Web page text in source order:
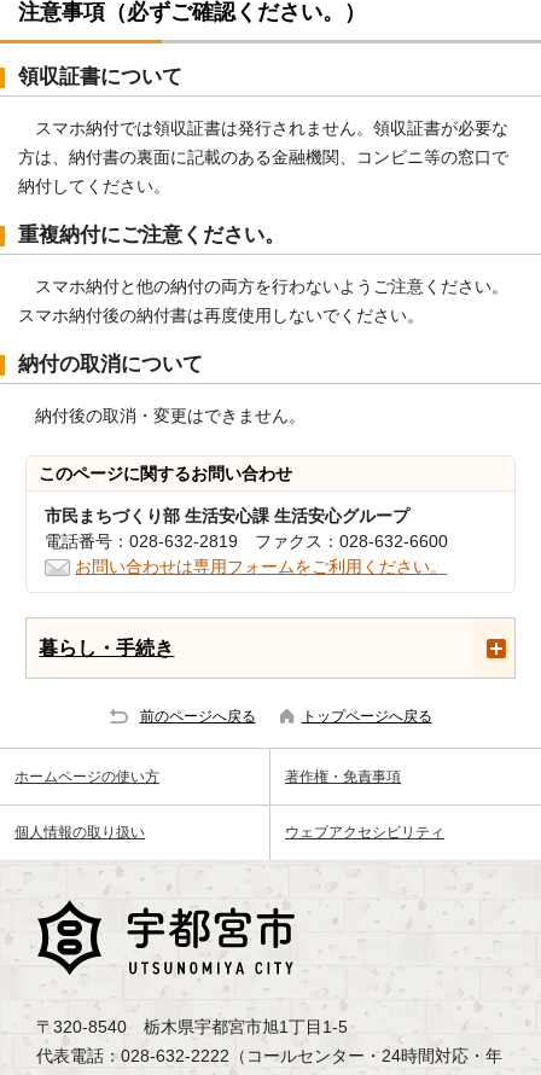
注意事項（必ずご確認ください。）
領収証書について
スマホ納付では領収証書は発行されません。領収証書が必要な
方は、納付書の裏面に記載のある金融機関、コンビニ等の窓口で
納付してください。
重複納付にご注意ください。
スマホ納付と他の納付の両方を行わないようご注意ください。
スマホ納付後の納付書は再度使用しないでください。
納付の取消について
納付後の取消・変更はできません。
このページに関するお問い合わせ
市民まちづくり部 生活安心課 生活安心グループ
電話番号：028-632-2819 ファクス：028-632-6600
お問い合わせは専用フォームをご利用ください。
暮らし・手続き
前のページへ戻る トップページへ戻る
ホームページの使い方 著作権・免責事項
個人情報の取り扱い ウェブアクセシビリティ
〒320-8540 栃木県宇都宮市旭1丁目1-5
代表電話：028-632-2222（コールセンター・24時間対応・年